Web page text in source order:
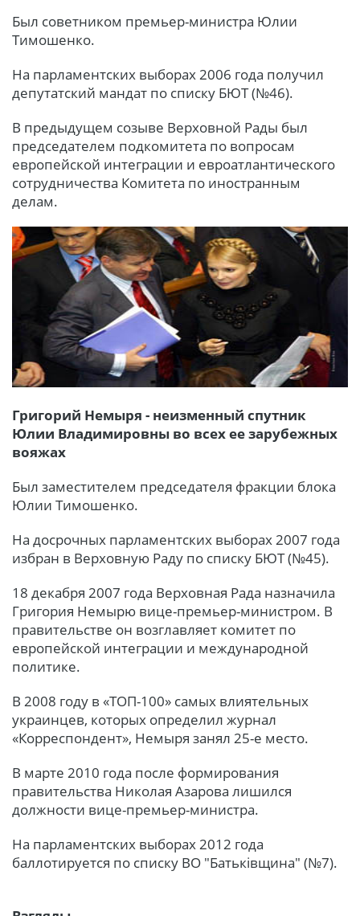
Был советником премьер-министра Юлии
Тимошенко.
На парламентских выборах 2006 года получил
депутатский мандат по списку БЮТ (№46).
В предыдущем созыве Верховной Рады был
председателем подкомитета по вопросам
европейской интеграции и евроатлантического
сотрудничества Комитета по иностранным
делам.
Григорий Немыря - неизменный спутник
Юлии Владимировны во всех ее зарубежных
вояжах
Был заместителем председателя фракции блока
Юлии Тимошенко.
На досрочных парламентских выборах 2007 года
избран в Верховную Раду по списку БЮТ (№45).
18 декабря 2007 года Верховная Рада назначила
Григория Немырю вице-премьер-министром. В
правительстве он возглавляет комитет по
европейской интеграции и международной
политике.
В 2008 году в «ТОП-100» самых влиятельных
украинцев, которых определил журнал
«Корреспондент», Немыря занял 25-е место.
В марте 2010 года после формирования
правительства Николая Азарова лишился
должности вице-премьер-министра.
На парламентских выборах 2012 года
баллотируется по списку ВО "Батьківщина" (№7).